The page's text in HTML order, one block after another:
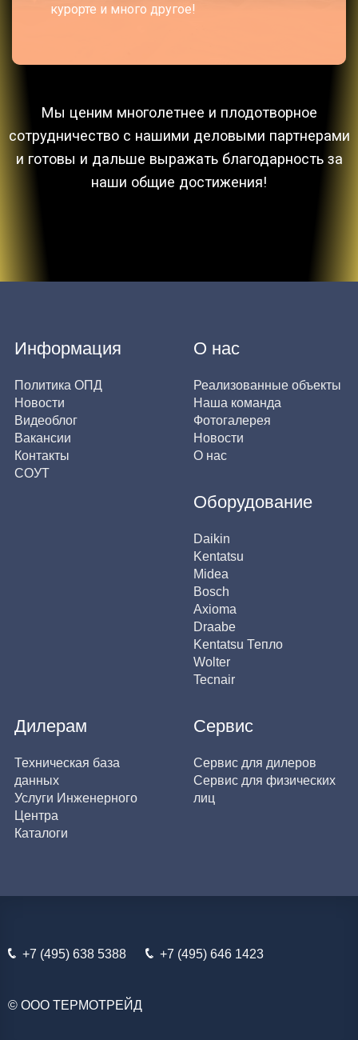
курорте и много другое!
Мы ценим многолетнее и плодотворное
сотрудничество с нашими деловыми партнерами
и готовы и дальше выражать благодарность за
наши общие достижения!
Информация
Политика ОПД
Новости
Видеоблог
Вакансии
Контакты
СОУТ
О нас
Реализованные объекты
Наша команда
Фотогалерея
Новости
О нас
Оборудование
Daikin
Kentatsu
Midea
Bosch
Axioma
Draabe
Kentatsu Тепло
Wolter
Tecnair
Дилерам
Техническая база
данных
Услуги Инженерного
Центра
Каталоги
Сервис
Сервис для дилеров
Сервис для физических
лиц
+7 (495) 638 5388 +7 (495) 646 1423
© ООО ТЕРМОТРЕЙД